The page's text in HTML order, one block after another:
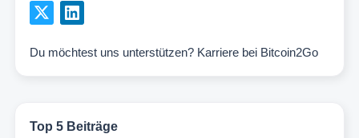
Du möchtest uns unterstützen? Karriere bei Bitcoin2Go
Top 5 Beiträge